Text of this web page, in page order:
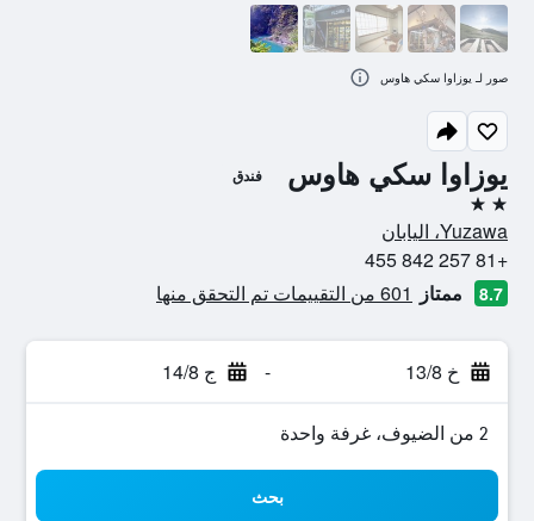
يوزاوا سكي هاوس فندق
2 نجمتين
Yuzawa، اليابان
+81 257 842 455
8.7 ممتاز 601 من التقييمات تم التحقق منها
خ 13/8 - ج 14/8
2 من الضيوف، غرفة واحدة
بحث
صور لـ يوزاوا سكي هاوس